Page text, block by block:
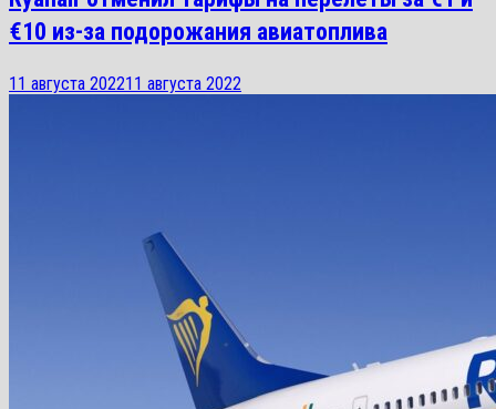
€10 из-за подорожания авиатоплива
11 августа 202211 августа 2022